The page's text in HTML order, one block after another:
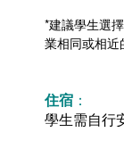
*建議學生選
業相同或相
住宿 ：
學生需自行